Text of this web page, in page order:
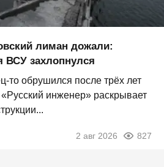
лиман дожали:
ВСУ захлопнулся
то обрушился после трёх лет
инженер» раскрывает
2 авг 2026 827